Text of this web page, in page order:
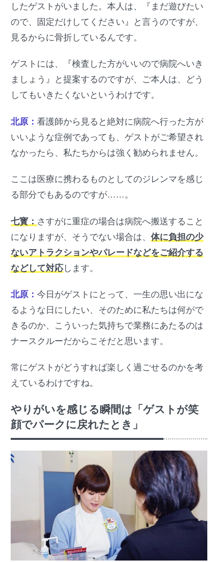
したゲストがいました。本人は、『まだ遊びたい
ので、固定だけしてください』と言うのですが、
見るからに骨折しているんです。
ゲストには、『検査した方がいいので病院へいき
ましょう』と提案するのですが、ご本人は、どう
してもいきたくないというわけです。
北原：看護師から見ると絶対に病院へ行った方が
いいような症例であっても、ゲストがご希望され
なかったら、私たちからは強く勧められません。
ここは医療に携わるものとしてのジレンマを感じ
る部分でもあるのですが……。
七寳： さすがに重症の場合は病院へ搬送すること
になりますが、そうでない場合は、体に負担の少
ないアトラクションやパレードなどをご紹介する
などして対応します。
北原：今日がゲストにとって、一生の思い出にな
るような日にしたい、そのために私たちは何がで
きるのか、こういった気持ちで業務にあたるのは
ナースクルーだからこそだと思います。
常にゲストがどうすれば楽しく過ごせるのかを考
えているわけですね。
やりがいを感じる瞬間は「ゲストが笑
顔でパークに戻れたとき」